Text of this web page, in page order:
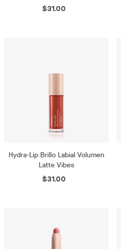
$31.00
Hydra-Lip Brillo Labial Volumen
Latte Vibes
$31.00